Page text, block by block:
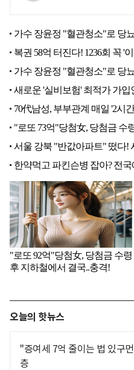
오늘의 핫뉴스
"증여세 7억 줄이는 법 있구
층